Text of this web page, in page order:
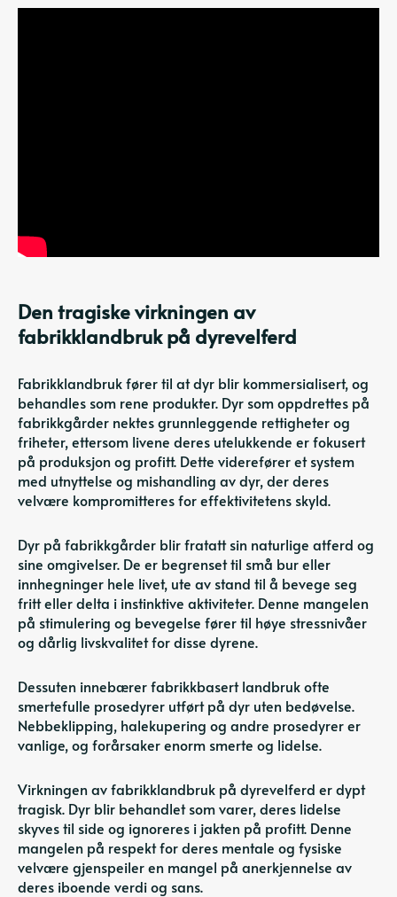
Den tragiske virkningen av
fabrikklandbruk på dyrevelferd
Fabrikklandbruk fører til at dyr blir kommersialisert, og
behandles som rene produkter. Dyr som oppdrettes på
fabrikkgårder nektes grunnleggende rettigheter og
friheter, ettersom livene deres utelukkende er fokusert
på produksjon og profitt. Dette viderefører et system
med utnyttelse og mishandling av dyr, der deres
velvære kompromitteres for effektivitetens skyld.
Dyr på fabrikkgårder blir fratatt sin naturlige atferd og
sine omgivelser. De er begrenset til små bur eller
innhegninger hele livet, ute av stand til å bevege seg
fritt eller delta i instinktive aktiviteter. Denne mangelen
på stimulering og bevegelse fører til høye stressnivåer
og dårlig livskvalitet for disse dyrene.
Dessuten innebærer fabrikkbasert landbruk ofte
smertefulle prosedyrer utført på dyr uten bedøvelse.
Nebbeklipping, halekupering og andre prosedyrer er
vanlige, og forårsaker enorm smerte og lidelse.
Virkningen av fabrikklandbruk på dyrevelferd er dypt
tragisk. Dyr blir behandlet som varer, deres lidelse
skyves til side og ignoreres i jakten på profitt. Denne
mangelen på respekt for deres mentale og fysiske
velvære gjenspeiler en mangel på anerkjennelse av
deres iboende verdi og sans.